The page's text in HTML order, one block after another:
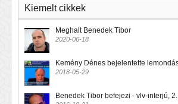
Kiemelt cikkek
Meghalt Benedek Tibor
2020-06-18
Kemény Dénes bejelentette
2018-05-29
Benedek Tibor befejezi - vlv-interjú,